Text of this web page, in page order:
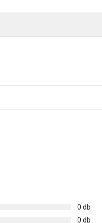
0 db
0 db